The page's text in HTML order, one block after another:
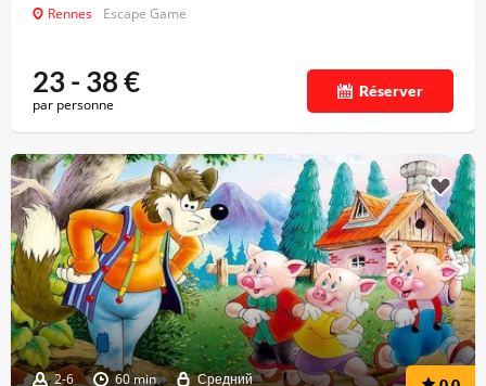
Rennes Escape Game
23 - 38€
par personne
Réserver
2-6 60 min Средний